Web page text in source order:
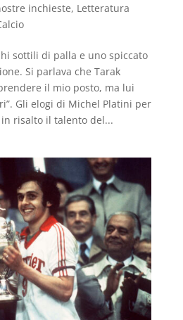
inchieste, Letteratura
sottili di palla e uno spiccato
Si parlava che Tarak
il mio posto, ma lui
Gli elogi di Michel Platini per
risalto il talento del...